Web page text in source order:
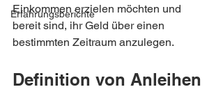
Erfahrungsberichte
Einkommen erzielen möchten und
bereit sind, ihr Geld über einen
bestimmten Zeitraum anzulegen.
Definition von Anleihen